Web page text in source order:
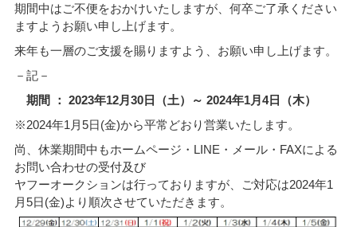
期間中はご不便をおかけいたしますが、何卒ご了承ください
ますようお願い申し上げます。
来年も一層のご支援を賜りますよう、お願い申し上げます。
－記－
期間 ： 2023年12月30日（土）～ 2024年1月4日（木）
※2024年1月5日(金)から平常どおり営業いたします。
尚、休業期間中もホームページ・LINE・メール・FAXによる
お問い合わせの受付及び
ヤフーオークションは行っておりますが、ご対応は2024年1
月5日(金)より順次させていただきます。